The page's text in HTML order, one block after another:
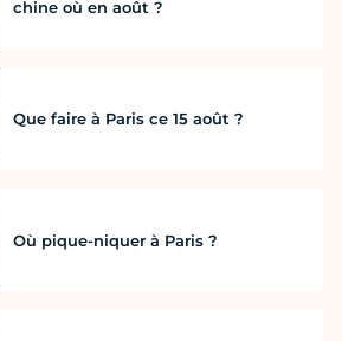
chine où en août ?
Que faire à Paris ce 15 août ?
Où pique-niquer à Paris ?